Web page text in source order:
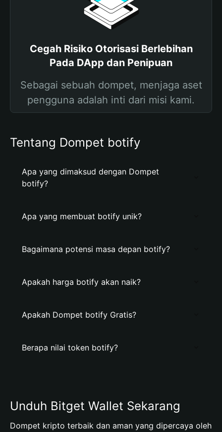
Cegah Risiko Otorisasi Berlebihan
Pada DApp dan Penipuan
Sebagai sebuah dompet, menjaga aset
pengguna adalah inti dari misi kami.
Tentang Dompet botify
Apa yang dimaksud dengan Dompet
botify?
Apa yang membuat botify unik?
Bagaimana potensi masa depan botify?
Apakah harga botify akan naik?
Apakah Dompet botify Gratis?
Berapa nilai token botify?
Unduh Bitget Wallet Sekarang
Dompet kripto terbaik dan aman yang dipercaya oleh